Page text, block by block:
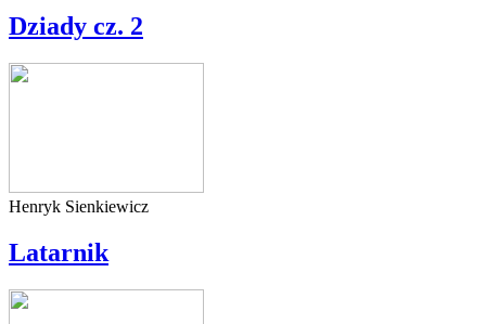
Dziady cz. 2
Henryk Sienkiewicz
Latarnik